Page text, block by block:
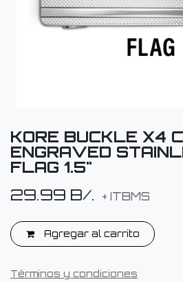
KORE BUCKLE X4
ENGRAVED
FLAG 1.5"
29.99 B/. + ITBMS
Agregar al carrito
Términos y condiciones